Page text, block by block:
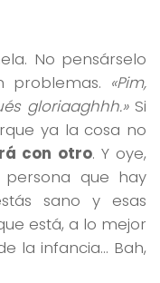
No pensárselo
problemas. «Pim,
gloriaaghhh.»Si
ya la cosa no
con otro. Y oye,
que hay
sano y esas
está, a lo mejor
la infancia… Bah,